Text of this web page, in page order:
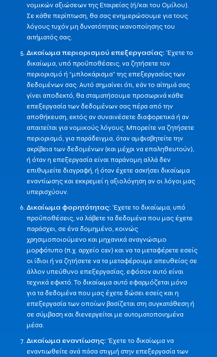
νομικών αξιώσεων της Εταιρείας (ή/και του Ομίλου).
Σε κάθε περίπτωση, θα σας ενημερώσουμε για τους
λόγους τυχόν μη δυνατότητας ικανοποίησης του
αιτήματός σας.
Δικαίωμα περιορισμού επεξεργασίας: Έχετε το
δικαίωμα, υπό προϋποθέσεις, να ζητήσετε τον
περιορισμό ή “μπλοκάρισμα” της επεξεργασίας των
δεδομένων σας. Αυτό σημαίνει ότι, εάν το αίτημά σας
γίνει αποδεκτό, θα σταματήσουμε προσωρινά κάθε
επεξεργασία των δεδομένων σας πέρα από την
αποθήκευση, εκτός αν συναινέσετε διαφορετικά ή αν
απαιτείται για νομικούς λόγους. Μπορείτε να ζητήσετε
περιορισμό, για παράδειγμα, όταν αμφισβητείτε την
ακρίβεια των δεδομένων (και μέχρι να επαληθευτούν),
ή όταν η επεξεργασία είναι παράνομη αλλά δεν
επιθυμείτε διαγραφή, ή όταν έχετε ασκήσει δικαίωμα
εναντίωσης και εκκρεμεί η αξιολόγηση αν οι λόγοι μας
υπερισχύουν.
Δικαίωμα φορητότητας: Έχετε το δικαίωμα, υπό
προϋποθέσεις, να λάβετε τα δεδομένα που μας έχετε
παράσχει, σε ένα δομημένο, κοινώς
χρησιμοποιούμενο και μηχανικά αναγνώσιμο
μορφότυπο (π.χ. αρχείο csv) και να τα μεταφέρετε εσείς
οι ίδιοι ή να ζητήσετε να τα μεταφέρουμε απευθείας σε
άλλον υπεύθυνο επεξεργασίας, εφόσον αυτό είναι
τεχνικά εφικτό. Το δικαίωμα αυτό εφαρμόζεται μόνο
για τα δεδομένα που μας έχετε δώσει εσείς και η
επεξεργασία των οποίων βασίζεται στη συγκατάθεση ή
σε σύμβαση και διενεργείται με αυτοματοποιημένα
μέσα.
Δικαίωμα εναντίωσης: Έχετε το δικαίωμα να
εναντιωθείτε ανά πάσα στιγμή στην επεξεργασία των